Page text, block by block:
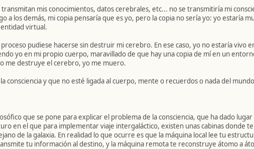
mis conocimientos, datos cerebrales, etc... no se transmitiría mi
a los demás, mi copia pensaría que es yo, pero la copia no sería yo: yo estaría
virtual.
pudiese hacerse sin destruir mi cerebro. En ese caso, yo no estaría vivo
yo en mi propio cuerpo, maravillado de que hay una copia de mí en un
me destruye el cerebro, yo me muero.
consciencia y que no esté ligada al cuerpo, mente o recuerdos o nada del
que se pone para explicar el problema de la consciencia, que ha dado
en el que para implementar viaje intergaláctico, existen unas cabinas donde
de la galaxia. En realidad lo que ocurre es que la máquina local lee tu
tu información al destino, y la máquina remota te reconstruye átomo a